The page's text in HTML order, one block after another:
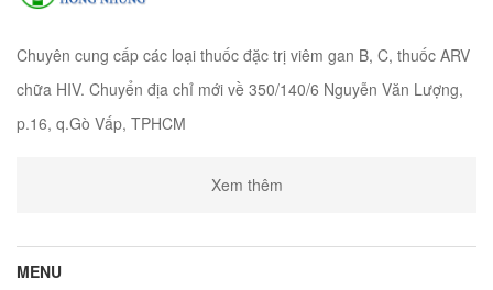
Chuyên cung cấp các loại thuốc đặc trị viêm gan B, C, thuốc ARV
chữa HIV. Chuyển địa chỉ mới về 350/140/6 Nguyễn Văn Lượng,
p.16, q.Gò Vấp, TPHCM
Xem thêm
MENU